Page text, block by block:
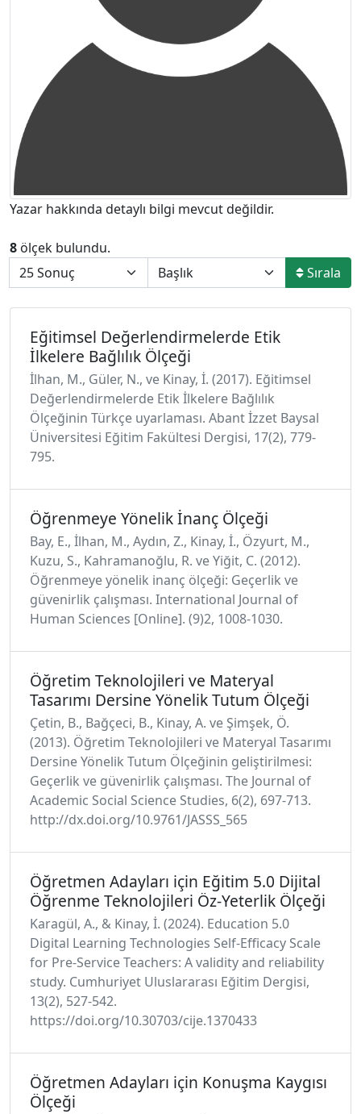
Yazar hakkında detaylı bilgi mevcut değildir.
8 ölçek bulundu.
Sırala
Eğitimsel Değerlendirmelerde Etik
İlkelere Bağlılık Ölçeği
İlhan, M., Güler, N., ve Kinay, İ. (2017). Eğitimsel
Değerlendirmelerde Etik İlkelere Bağlılık
Ölçeğinin Türkçe uyarlaması. Abant İzzet Baysal
Üniversitesi Eğitim Fakültesi Dergisi, 17(2), 779-
795.
Öğrenmeye Yönelik İnanç Ölçeği
Bay, E., İlhan, M., Aydın, Z., Kinay, İ., Özyurt, M.,
Kuzu, S., Kahramanoğlu, R. ve Yiğit, C. (2012).
Öğrenmeye yönelik inanç ölçeği: Geçerlik ve
güvenirlik çalışması. International Journal of
Human Sciences [Online]. (9)2, 1008-1030.
Öğretim Teknolojileri ve Materyal
Tasarımı Dersine Yönelik Tutum Ölçeği
Çetin, B., Bağçeci, B., Kinay, A. ve Şimşek, Ö.
(2013). Öğretim Teknolojileri ve Materyal Tasarımı
Dersine Yönelik Tutum Ölçeğinin geliştirilmesi:
Geçerlik ve güvenirlik çalışması. The Journal of
Academic Social Science Studies, 6(2), 697-713.
http://dx.doi.org/10.9761/JASSS_565
Öğretmen Adayları için Eğitim 5.0 Dijital
Öğrenme Teknolojileri Öz-Yeterlik Ölçeği
Karagül, A., & Kinay, İ. (2024). Education 5.0
Digital Learning Technologies Self-Efficacy Scale
for Pre-Service Teachers: A validity and reliability
study. Cumhuriyet Uluslararası Eğitim Dergisi,
13(2), 527-542.
https://doi.org/10.30703/cije.1370433
Öğretmen Adayları için Konuşma Kaygısı
Ölçeği